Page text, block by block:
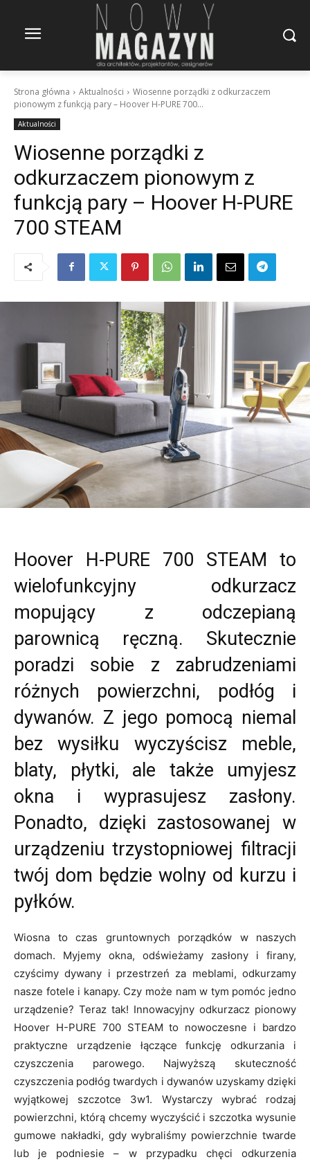
Strona główna Aktualności
Wiosenne porządki z odkurzaczem
pionowym z funkcją pary – Hoover H-PURE 700...
Aktualności
Wiosenne porządki z
odkurzaczem pionowym z
funkcją pary – Hoover H-PURE
700 STEAM
Hoover H-PURE 700 STEAM to
wielofunkcyjny odkurzacz
mopujący z odczepianą
parownicą ręczną. Skutecznie
poradzi sobie z zabrudzeniami
różnych powierzchni, podłóg i
dywanów. Z jego pomocą niemal
bez wysiłku wyczyścisz meble,
blaty, płytki, ale także umyjesz
okna i wyprasujesz zasłony.
Ponadto, dzięki zastosowanej w
urządzeniu trzystopniowej filtracji
twój dom będzie wolny od kurzu i
pyłków.
Wiosna to czas gruntownych porządków w naszych
domach. Myjemy okna, odświeżamy zasłony i firany,
czyścimy dywany i przestrzeń za meblami, odkurzamy
nasze fotele i kanapy. Czy może nam w tym pomóc jedno
urządzenie? Teraz tak! Innowacyjny odkurzacz pionowy
Hoover H-PURE 700 STEAM to nowoczesne i bardzo
praktyczne urządzenie łączące funkcję odkurzania i
czyszczenia parowego. Najwyższą skuteczność
czyszczenia podłóg twardych i dywanów uzyskamy dzięki
wyjątkowej szczotce 3w1. Wystarczy wybrać rodzaj
powierzchni, którą chcemy wyczyścić i szczotka wysunie
gumowe nakładki, gdy wybraliśmy powierzchnie twarde
lub je podniesie – w przypadku chęci odkurzenia